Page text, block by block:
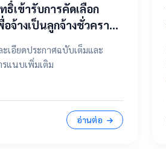
ธิ์เข้ารับการคัดเลือก
จ้างเป็นลูกจ้างชั่วคราว
น/นักการภารโรง
เอียดประกาศฉบับเต็มและ
แนบเพิ่มเติม
อ่านต่อ